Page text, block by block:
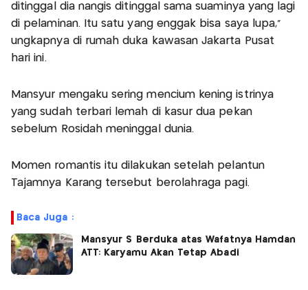
ditinggal dia nangis ditinggal sama suaminya yang lagi
di pelaminan. Itu satu yang enggak bisa saya lupa,"
ungkapnya di rumah duka kawasan Jakarta Pusat
hari ini.
Mansyur mengaku sering mencium kening istrinya
yang sudah terbari lemah di kasur dua pekan
sebelum Rosidah meninggal dunia.
Momen romantis itu dilakukan setelah pelantun
Tajamnya Karang tersebut berolahraga pagi.
Baca Juga :
Mansyur S Berduka atas Wafatnya Hamdan
ATT: Karyamu Akan Tetap Abadi